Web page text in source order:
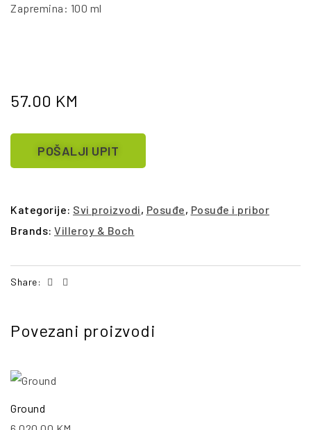
Zapremina: 100 ml
57.00 KM
POŠALJI UPIT
Kategorije: Svi proizvodi, Posuđe, Posuđe i pribor
Brands: Villeroy & Boch
Share: Facebook
Povezani proizvodi
Ground